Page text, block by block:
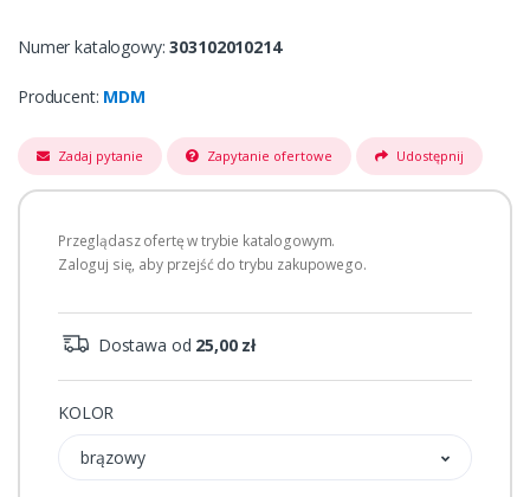
Numer katalogowy:303102010214
Producent: MDM
Zadaj pytanie Zapytanie ofertowe Udostępnij
Przeglądasz ofertę w trybie katalogowym.
Zaloguj się, aby przejść do trybu zakupowego.
Dostawa od 25,00 zł
KOLOR
brązowy